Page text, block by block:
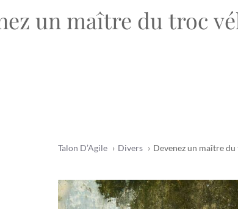
un maître du troc
Talon D’Agile Divers Devenez un maître